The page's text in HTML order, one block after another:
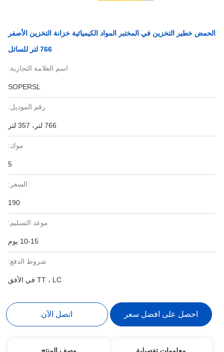
الحمض خطير التخزين في المختبر المواد الكيميائية خزانة التخزين الأصفر
766 لتر للسائل
اسم العلامة التجارية:
SOPERSL
رقم الموديل:
766 لتر، 357 لتر
موك:
5
السعر:
190
موعد التسليم:
10-15 يوم
شروط الدفع:
TT ، LC في الأفق
احصل على افضل سعر اتصل الآن